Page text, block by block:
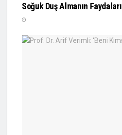
Soğuk Duş Almanın Faydaları